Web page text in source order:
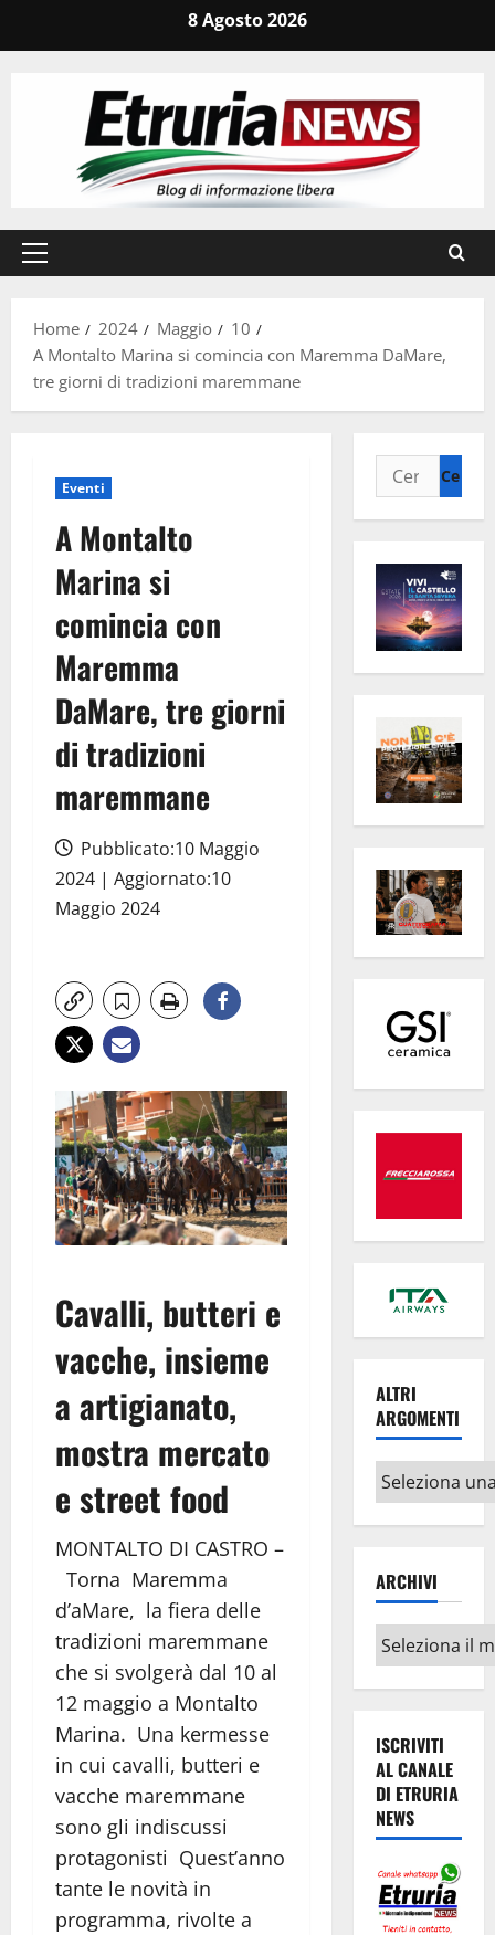
8 Agosto 2026
Menu
Home
2024 Maggio
10
A Montalto Marina si comincia con Maremma DaMare,
tre giorni di tradizioni maremmane
Eventi
A Montalto
Marina si
comincia con
Maremma
DaMare, tre giorni
di tradizioni
maremmane
Pubblicato:10 Maggio
2024 | Aggiornato:10
Maggio 2024
Cavalli, butteri e
vacche, insieme
a artigianato,
mostra mercato
e street food
MONTALTO DI CASTRO –
Torna Maremma
d’aMare, la fiera delle
tradizioni maremmane
che si svolgerà dal 10 al
12 maggio a Montalto
Marina. Una kermesse
in cui cavalli, butteri e
vacche maremmane
sono gli indiscussi
protagonisti Quest’anno
tante le novità in
programma, rivolte a
Ricerca
per:
ALTRI
ARGOMENTI
Altri
argomenti
ARCHIVI
Archivi
ISCRIVITI
AL CANALE
DI ETRURIA
NEWS